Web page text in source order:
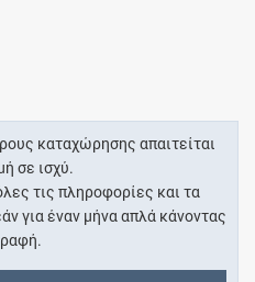
καταχώρησης απαιτείται
σε ισχύ.
τις πληροφορίες και τα
για έναν μήνα απλά κάνοντας